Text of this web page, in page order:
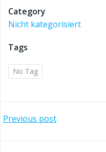
Category
Nicht kategorisiert
Tags
No Tag
Previous post